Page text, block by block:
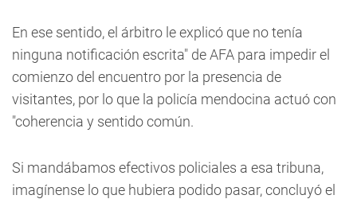
En ese sentido, el árbitro le explicó que no tenía
ninguna notificación escrita" de AFA para impedir el
comienzo del encuentro por la presencia de
visitantes, por lo que la policía mendocina actuó con
"coherencia y sentido común.
Si mandábamos efectivos policiales a esa tribuna,
imagínense lo que hubiera podido pasar, concluyó el